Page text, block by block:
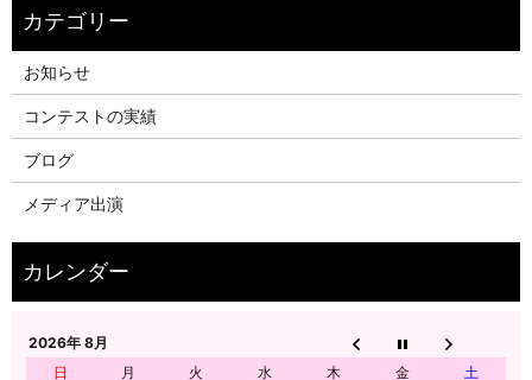
お知らせ
コンテストの実績
ブログ
メディア出演
2026年 8月
日
月 火 水 木 金
土